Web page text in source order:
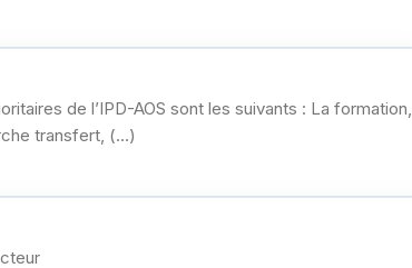
de l’IPD-AOS sont les suivants : La formation,
transfert, (…)